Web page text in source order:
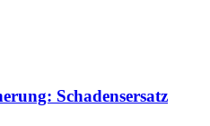
Schadensersatz